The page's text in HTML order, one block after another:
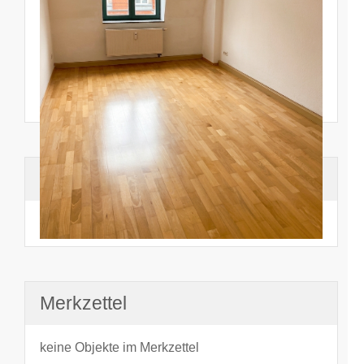
Suchhistorie
noch nichts angesehen
Merkzettel
keine Objekte im Merkzettel